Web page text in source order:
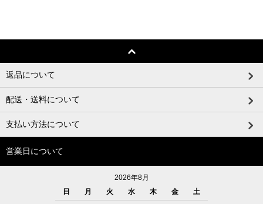
返品について
配送・送料について
支払い方法について
営業日について
2026年8月
日
月 火 水 木 金 土